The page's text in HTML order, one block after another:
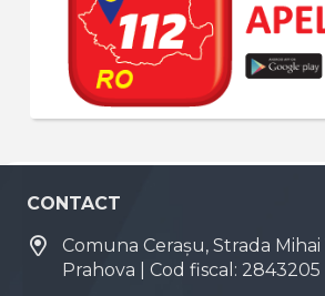
CONTACT
Comuna Cerașu, Strada
Prahova | Cod fiscal: 2843205